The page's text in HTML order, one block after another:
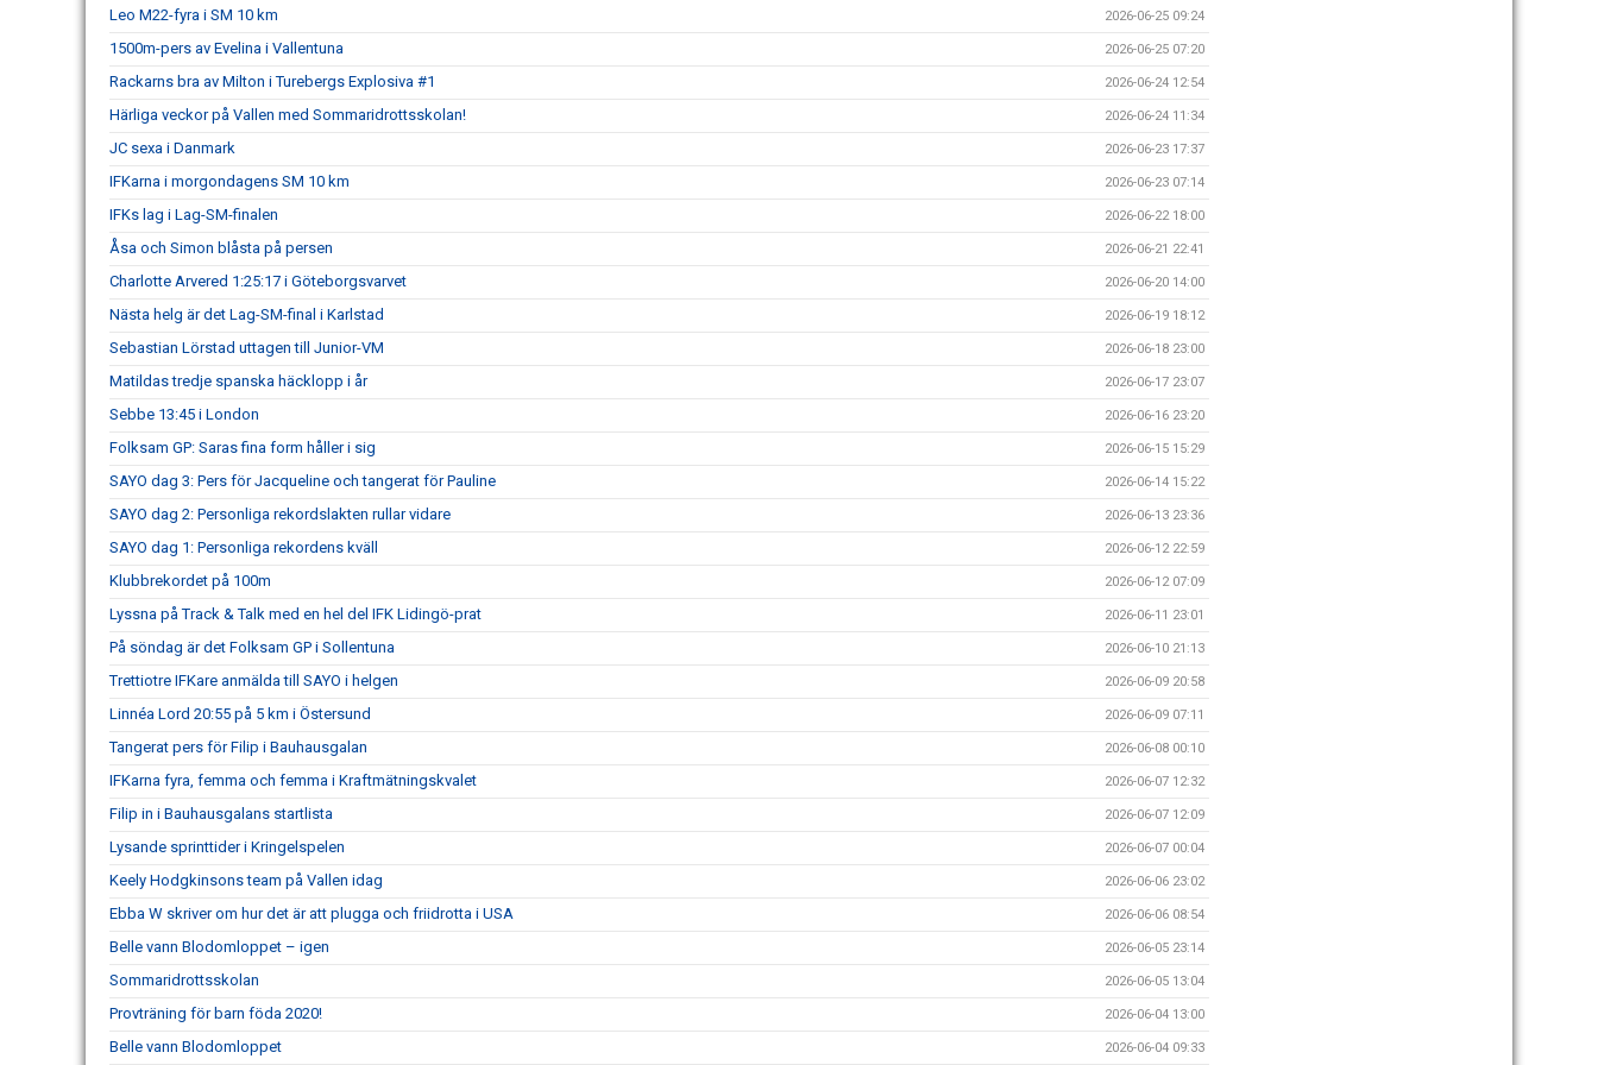
Leo M22-fyra i SM 10 km 2026-06-25 09:24
1500m-pers av Evelina i Vallentuna 2026-06-25 07:20
Rackarns bra av Milton i Turebergs Explosiva #1 2026-06-24 12:54
Härliga veckor på Vallen med Sommaridrottsskolan! 2026-06-24 11:34
JC sexa i Danmark 2026-06-23 17:37
IFKarna i morgondagens SM 10 km 2026-06-23 07:14
IFKs lag i Lag-SM-finalen 2026-06-22 18:00
Åsa och Simon blåsta på persen 2026-06-21 22:41
Charlotte Arvered 1:25:17 i Göteborgsvarvet 2026-06-20 14:00
Nästa helg är det Lag-SM-final i Karlstad 2026-06-19 18:12
Sebastian Lörstad uttagen till Junior-VM 2026-06-18 23:00
Matildas tredje spanska häcklopp i år 2026-06-17 23:07
Sebbe 13:45 i London 2026-06-16 23:20
Folksam GP: Saras fina form håller i sig 2026-06-15 15:29
SAYO dag 3: Pers för Jacqueline och tangerat för Pauline 2026-06-14 15:22
SAYO dag 2: Personliga rekordslakten rullar vidare 2026-06-13 23:36
SAYO dag 1: Personliga rekordens kväll 2026-06-12 22:59
Klubbrekordet på 100m 2026-06-12 07:09
Lyssna på Track & Talk med en hel del IFK Lidingö-prat 2026-06-11 23:01
På söndag är det Folksam GP i Sollentuna 2026-06-10 21:13
Trettiotre IFKare anmälda till SAYO i helgen 2026-06-09 20:58
Linnéa Lord 20:55 på 5 km i Östersund 2026-06-09 07:11
Tangerat pers för Filip i Bauhausgalan 2026-06-08 00:10
IFKarna fyra, femma och femma i Kraftmätningskvalet 2026-06-07 12:32
Filip in i Bauhausgalans startlista 2026-06-07 12:09
Lysande sprinttider i Kringelspelen 2026-06-07 00:04
Keely Hodgkinsons team på Vallen idag 2026-06-06 23:02
Ebba W skriver om hur det är att plugga och friidrotta i USA 2026-06-06 08:54
Belle vann Blodomloppet – igen 2026-06-05 23:14
Sommaridrottsskolan 2026-06-05 13:04
Provträning för barn föda 2020! 2026-06-04 13:00
Belle vann Blodomloppet 2026-06-04 09:33